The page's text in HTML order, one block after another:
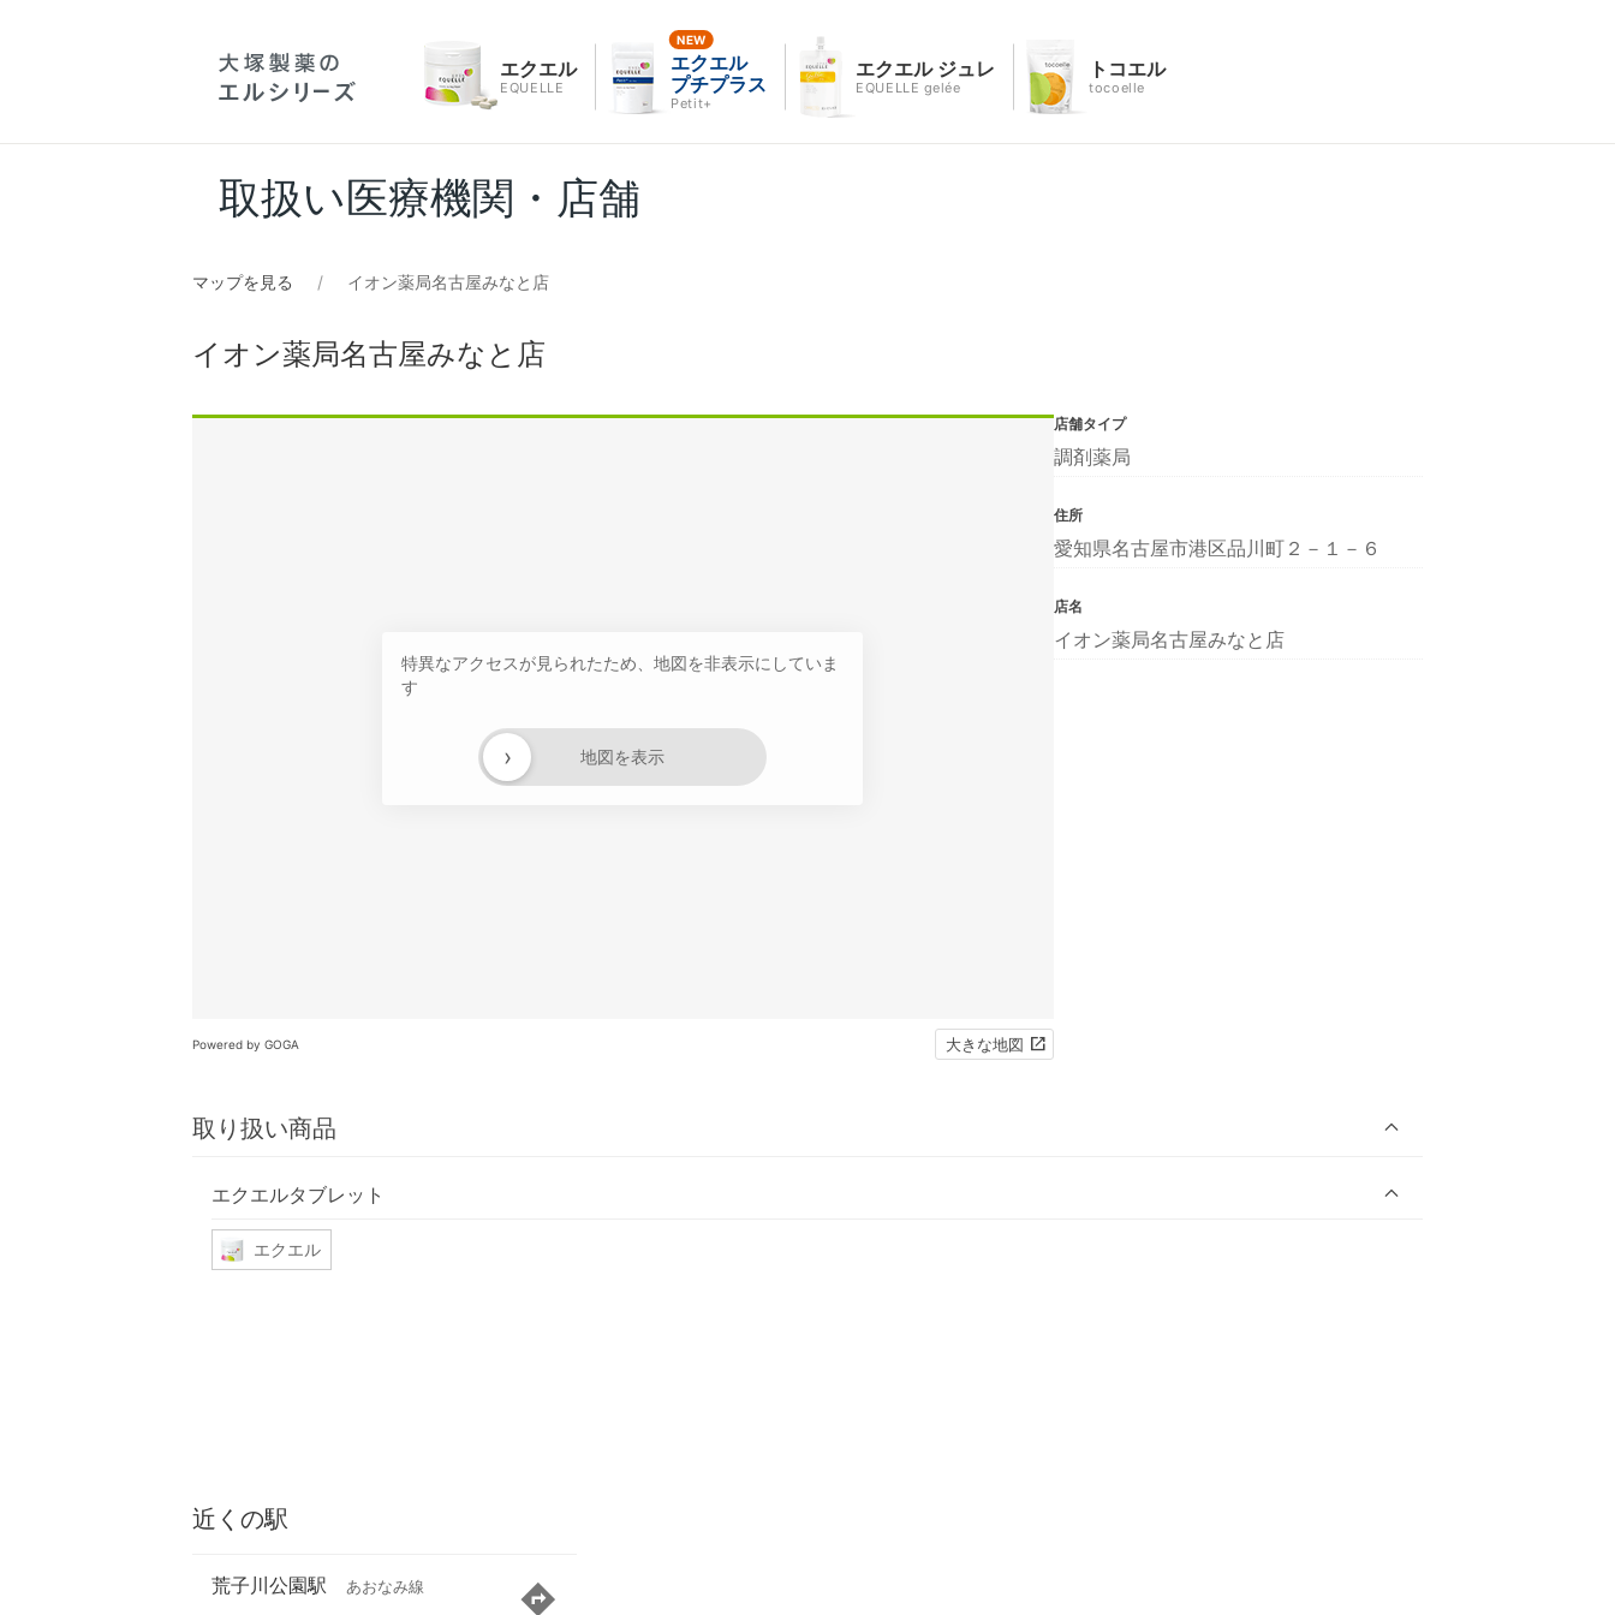
エクエル
EQUELLE
エクエル
プチプラス
Petit+
エクエル ジュレ
EQUELLE gelée
トコエル
tocoelle
取扱い医療機関・店舗
マップを見る イオン薬局名古屋みなと店
イオン薬局名古屋みなと店
特異なアクセスが見られたため、地図を非表示にしていま
す
地図を表示
›
Powered by GOGA 大きな地図
取り扱い商品
エクエルタブレット
エクエル
店舗タイプ
調剤薬局
住所
愛知県名古屋市港区品川町２－１－６
店名
イオン薬局名古屋みなと店
近くの駅
荒子川公園駅 あおなみ線